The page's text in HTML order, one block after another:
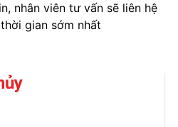
nhân viên tư vấn sẽ liên hệ
gian sớm nhất